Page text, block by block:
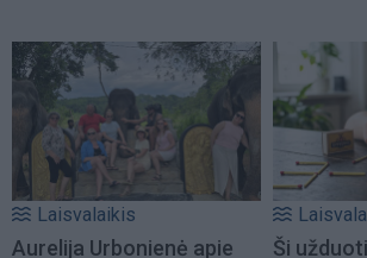
Laisvalaikis
Aurelija Urbonienė apie
Ši